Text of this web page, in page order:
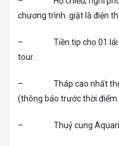
chương trình. giặt là điện
– Tiền tip cho 01 lái xe
tour.
– Tháp cao nhất thế
(thông báo trước thời
– Thuỷ cung Aquarium